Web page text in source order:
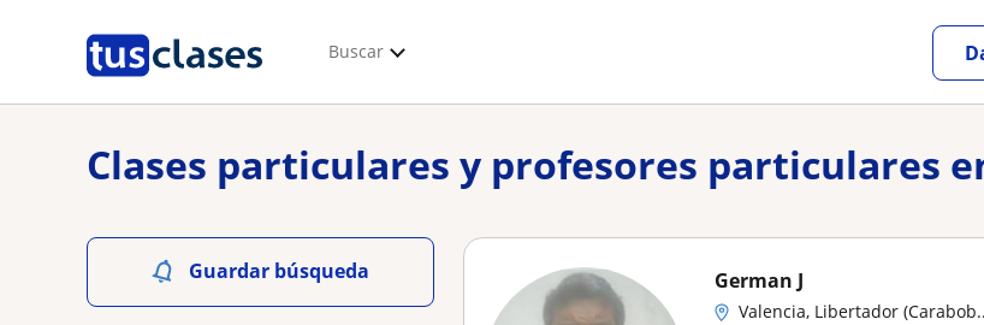
Buscar
Clases particulares y profesores particulares
Guardar búsqueda German J
Valencia, Libertador